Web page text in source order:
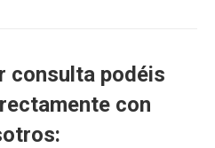
consulta podéis
con